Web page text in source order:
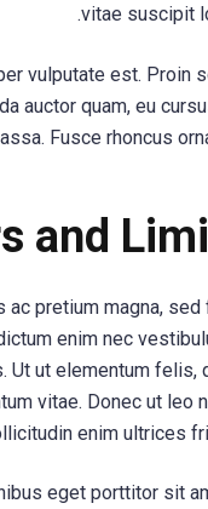
vitae suscipit
vulputate est. Proin
auctor quam, eu
Fusce rhoncus
and
pretium magna, sed
enim nec
ut elementum felis,
vitae. Donec ut leo
enim ultrices
eget porttitor sit